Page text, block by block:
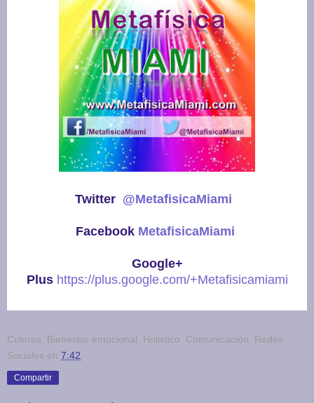
Twitter @MetafisicaMiami
Facebook MetafisicaMiami
Google+
Plus https://plus.google.com/+Metafisicamiami
Colores. Bienestar emocional. Holistico. Comunicación. Redes
Sociales en 7:42
Compartir